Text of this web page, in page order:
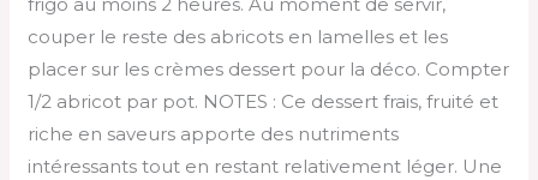
couper le reste des abricots en lamelles et les
placer sur les crèmes dessert pour la déco. Compter
1/2 abricot par pot. NOTES : Ce dessert frais, fruité et
riche en saveurs apporte des nutriments
intéressants tout en restant relativement léger. Une